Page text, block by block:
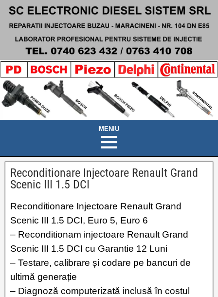
Reconditionare Injectoare Renault Grand
Scenic III 1.5 DCI
Reconditionare Injectoare Renault Grand
Scenic III 1.5 DCI, Euro 5, Euro 6
– Reconditionam injectoare Renault Grand
Scenic III 1.5 DCI cu Garantie 12 Luni
– Testare, calibrare și codare pe bancuri de
ultimă generație
– Diagnoză computerizată inclusă în costul